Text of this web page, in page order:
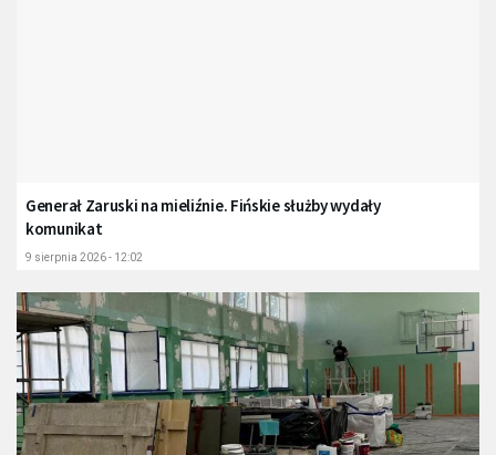
Generał Zaruski na mieliźnie. Fińskie służby wydały
komunikat
9 sierpnia 2026 - 12:02